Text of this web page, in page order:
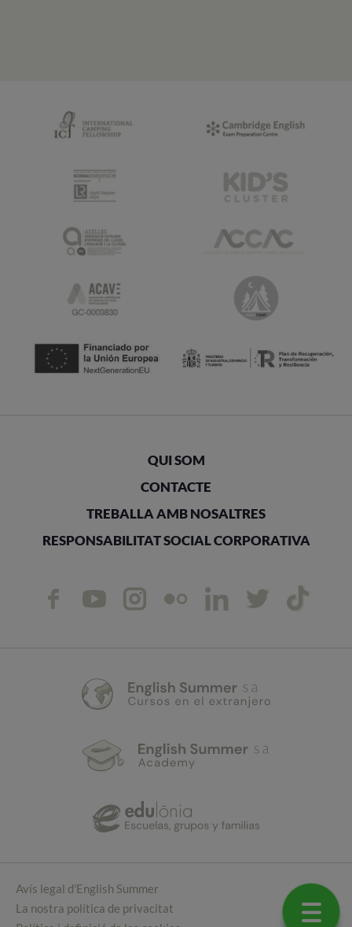
QUI SOM
CONTACTE
TREBALLA AMB NOSALTRES
RESPONSABILITAT SOCIAL CORPORATIVA
Avís legal d'English Summer
La nostra política de privacitat